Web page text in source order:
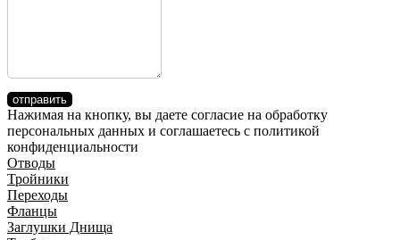
отправить
Нажимая на кнопку, вы даете согласие на обработку
персональных данных и соглашаетесь c политикой
конфиденциальности
Отводы
Тройники
Переходы
Фланцы
Заглушки Днища